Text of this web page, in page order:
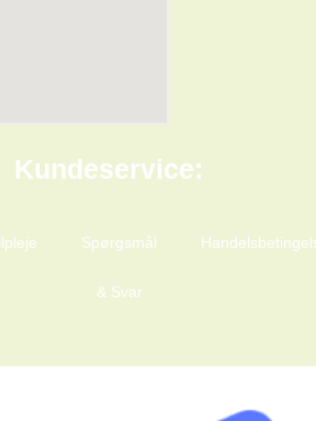
Kundeservice:
Spørgsmål
& Svar